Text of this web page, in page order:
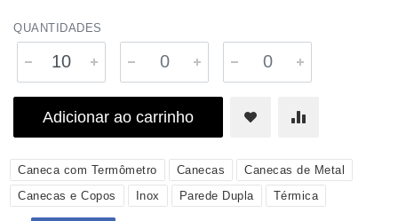
QUANTIDADES
Adicionar ao carrinho
Caneca com Termômetro Canecas
Canecas de Metal
Canecas e Copos
Inox Parede Dupla Térmica